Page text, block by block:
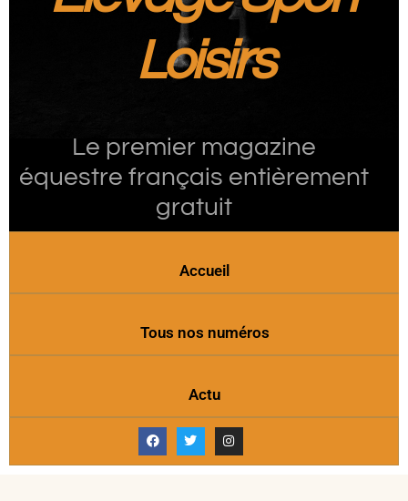
Loisirs
Le premier magazine
équestre français entièrement
gratuit
Accueil
Tous nos numéros
Actu